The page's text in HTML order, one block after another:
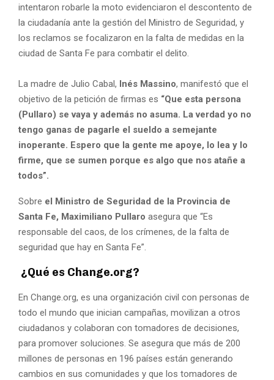
intentaron robarle la moto evidenciaron el descontento de
la ciudadanía ante la gestión del Ministro de Seguridad, y
los reclamos se focalizaron en la falta de medidas en la
ciudad de Santa Fe para combatir el delito.
La madre de Julio Cabal, Inés Massino, manifestó que el
objetivo de la petición de firmas es “Que esta persona
(Pullaro) se vaya y además no asuma. La verdad yo no
tengo ganas de pagarle el sueldo a semejante
inoperante. Espero que la gente me apoye, lo lea y lo
firme, que se sumen porque es algo que nos atañe a
todos”.
Sobre el Ministro de Seguridad de la Provincia de
Santa Fe, Maximiliano Pullaro asegura que “Es
responsable del caos, de los crímenes, de la falta de
seguridad que hay en Santa Fe”.
¿Qué es Change.org?
En Change.org, es una organización civil con personas de
todo el mundo que inician campañas, movilizan a otros
ciudadanos y colaboran con tomadores de decisiones,
para promover soluciones. Se asegura que más de 200
millones de personas en 196 países están generando
cambios en sus comunidades y que los tomadores de